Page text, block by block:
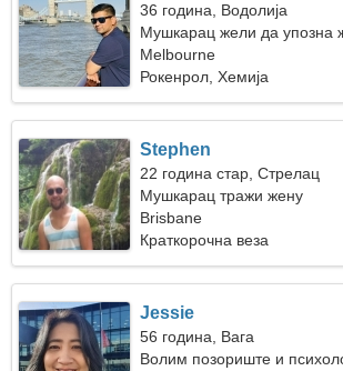
36 година, Водолија
Мушкарац жели да упозна
Melbourne
Рокенрол, Хемија
Stephen
22 година стар, Стрелац
Мушкарац тражи жену
Brisbane
Краткорочна веза
Jessie
56 година, Вага
Волим позориште и